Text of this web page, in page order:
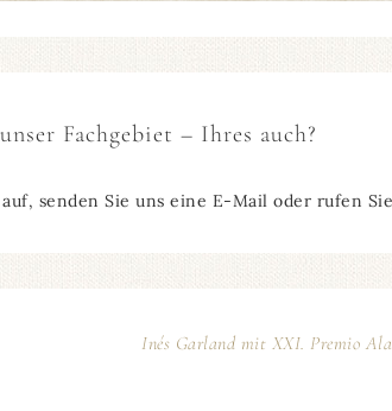
Fachgebiet – Ihres auch?
senden Sie uns eine E-Mail oder rufen
Inés Garland mit XXI. Premio